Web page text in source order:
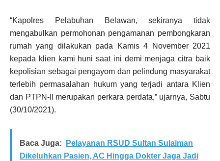
“Kapolres Pelabuhan Belawan, sekiranya tidak
mengabulkan permohonan pengamanan pembongkaran
rumah yang dilakukan pada Kamis 4 November 2021
kepada klien kami huni saat ini demi menjaga citra baik
kepolisian sebagai pengayom dan pelindung masyarakat
terlebih permasalahan hukum yang terjadi antara Klien
dan PTPN-II merupakan perkara perdata,” ujarnya, Sabtu
(30/10/2021).
Baca Juga:
Pelayanan RSUD Sultan Sulaiman
Dikeluhkan Pasien, AC Hingga Dokter Jaga Jadi